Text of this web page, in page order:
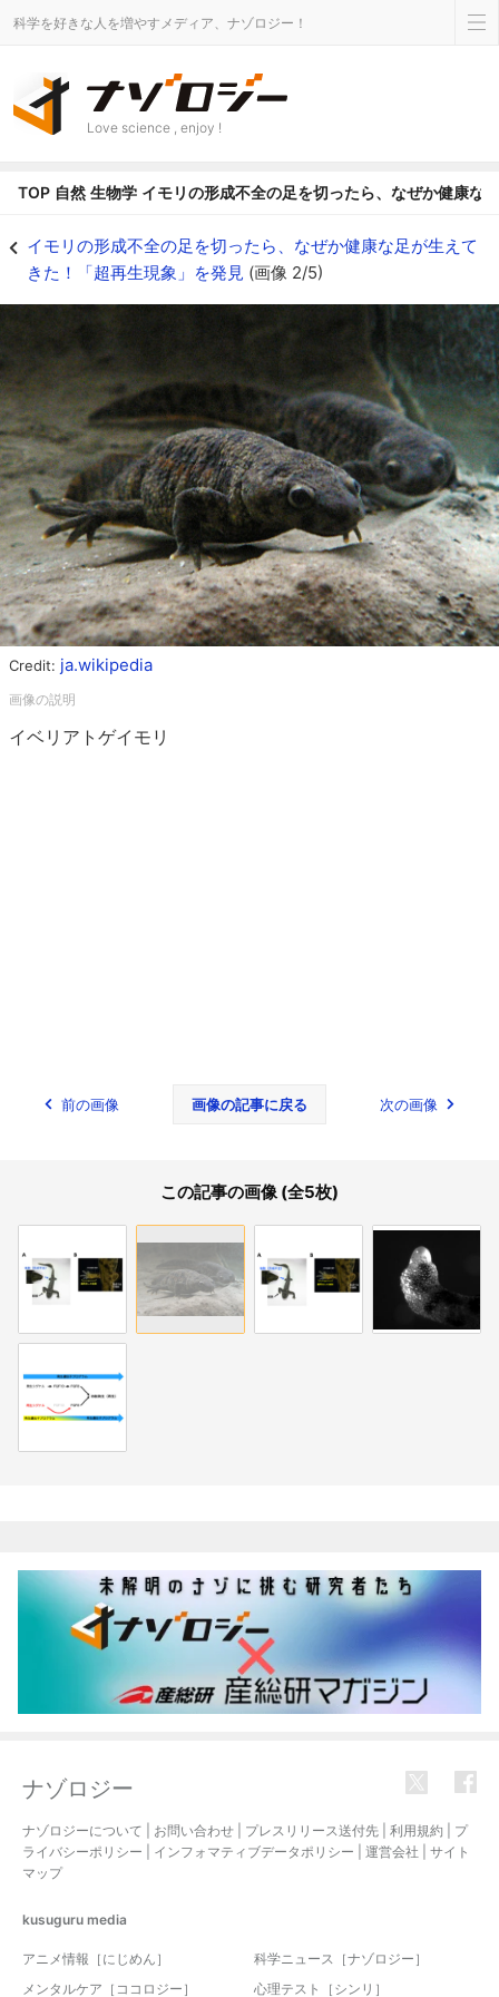
科学を好きな人を増やすメディア、ナゾロジー！
Love science , enjoy !
TOP 自然 生物学 イモリの形成不全の足を切ったら、なぜか健康な
イモリの形成不全の足を切ったら、なぜか健康な足が生えて
きた！「超再生現象」を発見 (画像 2/5)
Credit: ja.wikipedia
イベリアトゲイモリ
前の画像 画像の記事に戻る 次の画像
この記事の画像 (全5枚)
ナゾロジー
ナゾロジーについて お問い合わせ プレスリリース送付先 利用規約
プ
ライバシーポリシー
インフォマティブデータポリシー 運営会社
サイト
マップ
kusuguru media
アニメ情報［にじめん］
科学ニュース［ナゾロジー］
メンタルケア［ココロジー］
心理テスト［シンリ］